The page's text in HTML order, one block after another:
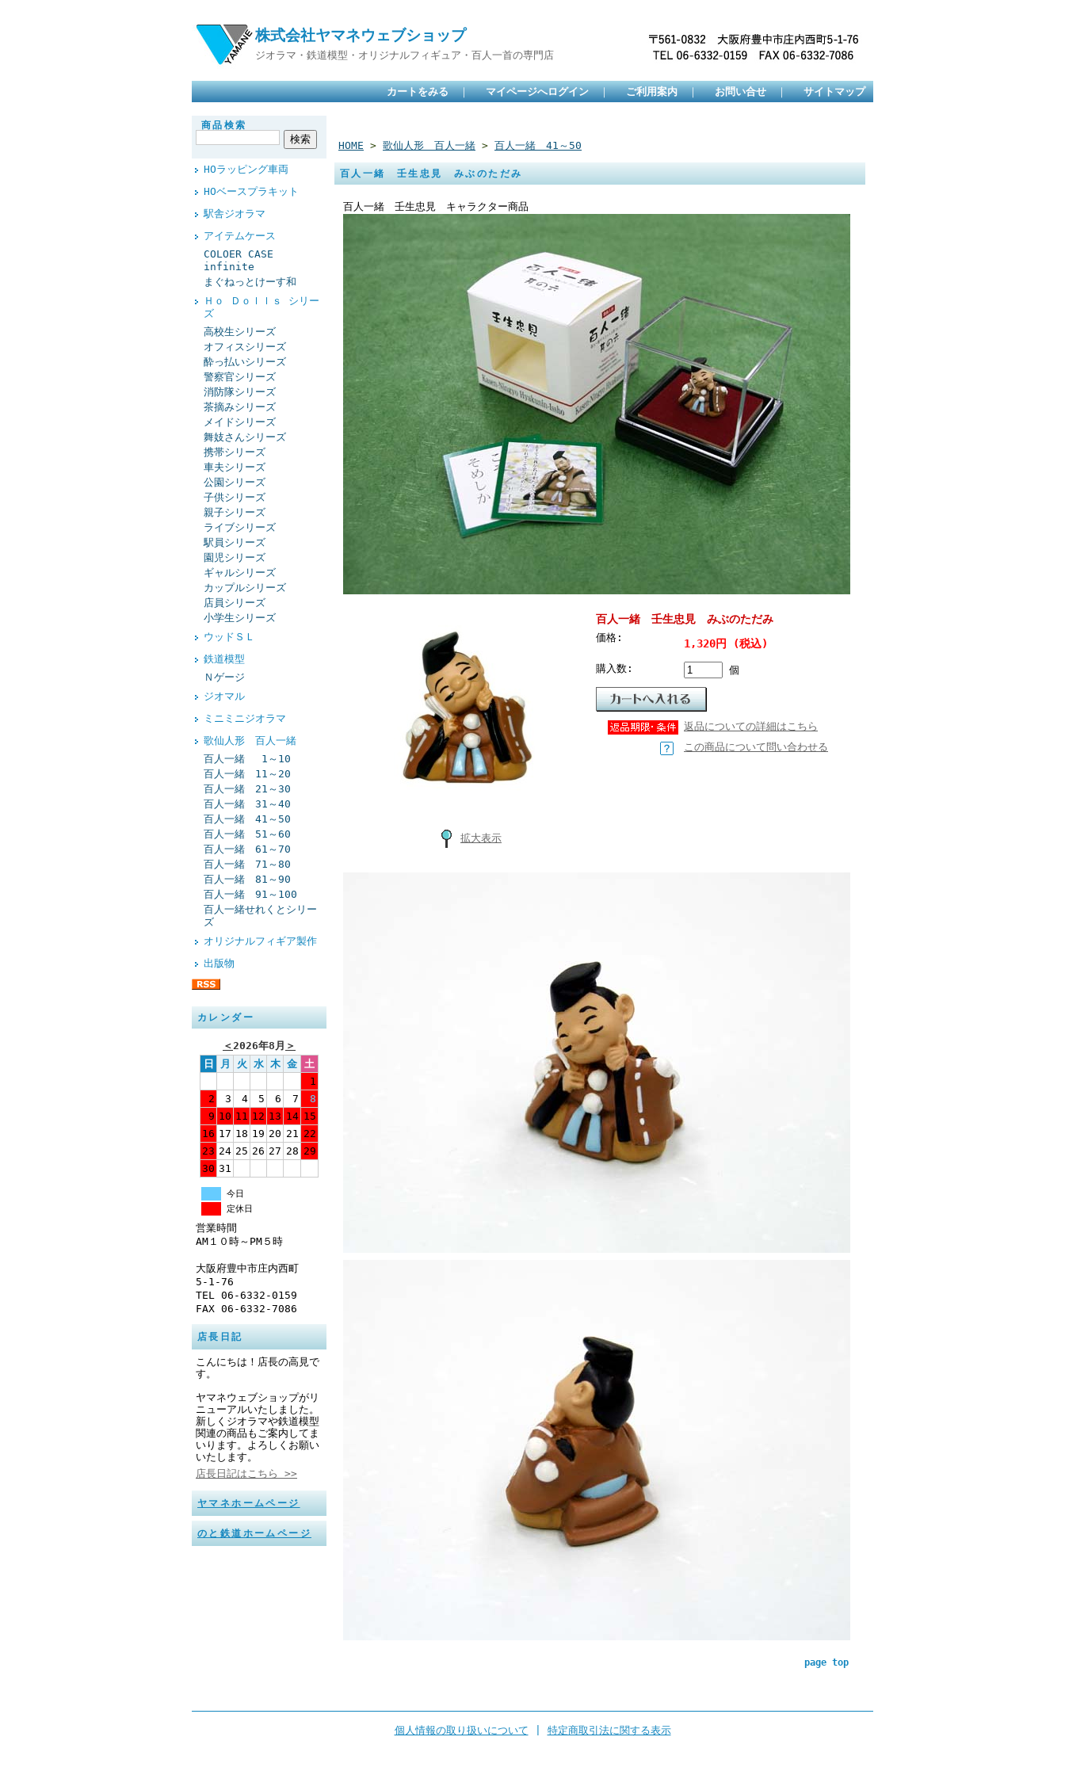
株式会社ヤマネウェブショップ
ジオラマ・鉄道模型・オリジナルフィギュア・百人一首の専門店
カートをみる ｜ マイページへログイン ｜ ご利用案内 ｜ お問い合せ ｜ サイトマップ
商品検索
HOラッピング車両
HOベースプラキット
駅舎ジオラマ
アイテムケース
COLOER CASE
infinite
まぐねっとけーす和
Ｈｏ Ｄｏｌｌｓ シリー
ズ
高校生シリーズ
オフィスシリーズ
酔っ払いシリーズ
警察官シリーズ
消防隊シリーズ
茶摘みシリーズ
メイドシリーズ
舞妓さんシリーズ
携帯シリーズ
車夫シリーズ
公園シリーズ
子供シリーズ
親子シリーズ
ライブシリーズ
駅員シリーズ
園児シリーズ
ギャルシリーズ
カップルシリーズ
店員シリーズ
小学生シリーズ
ウッドＳＬ
鉄道模型
Ｎゲージ
ジオマル
ミニミニジオラマ
歌仙人形 百人一緒
百人一緒 1～10
百人一緒 11～20
百人一緒 21～30
百人一緒 31～40
百人一緒 41～50
百人一緒 51～60
百人一緒 61～70
百人一緒 71～80
百人一緒 81～90
百人一緒 91～100
百人一緒せれくとシリー
ズ
オリジナルフィギア製作
出版物
カレンダー
＜2026年8月 ＞
日
月 火 水 木 金 土
1
2
3 4 5 6 7
8
9 10 11 12 13 14 15
16 17 18 19 20 21 22
23 24 25 26 27 28 29
30 31
今日
定休日
営業時間
AM１０時～PM５時
大阪府豊中市庄内西町
5-1-76
TEL 06-6332-0159
FAX 06-6332-7086
店長日記
こんにちは！店長の高見で
す。
ヤマネウェブショップがリ
ニューアルいたしました。
新しくジオラマや鉄道模型
関連の商品もご案内してま
いります。よろしくお願い
いたします。
店長日記はこちら >>
ヤマネホームページ
のと鉄道ホームページ
HOME > 歌仙人形 百人一緒 > 百人一緒 41～50
百人一緒 壬生忠見 みぶのただみ
百人一緒 壬生忠見 キャラクター商品
拡大表示
百人一緒 壬生忠見 みぶのただみ
価格: 1,320円 (税込)
購入数: 個
返品についての詳細はこちら
この商品について問い合わせる
page top
個人情報の取り扱いについて 特定商取引法に関する表示